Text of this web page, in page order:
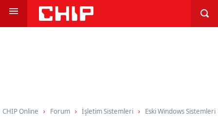
CHIP Online Forum İşletim Sistemleri Eski Windows Sistemleri